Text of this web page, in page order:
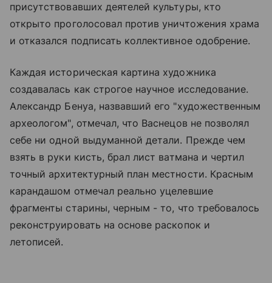
присутствовавших деятелей культуры, кто
открыто проголосовал против уничтожения храма
и отказался подписать коллективное одобрение.
Каждая историческая картина художника
создавалась как строгое научное исследование.
Александр Бенуа, назвавший его "художественным
археологом", отмечал, что Васнецов не позволял
себе ни одной выдуманной детали. Прежде чем
взять в руки кисть, брал лист ватмана и чертил
точный архитектурный план местности. Красным
карандашом отмечал реально уцелевшие
фрагменты старины, черным - то, что требовалось
реконструировать на основе раскопок и
летописей.